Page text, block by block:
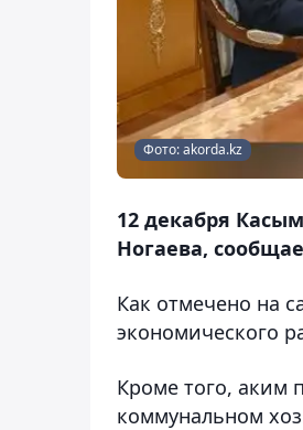
Фото: akorda.kz
12 декабря
Ногаева,
Как отмечено на
экономического
Кроме того, аким
коммунальном